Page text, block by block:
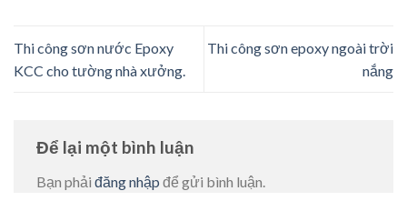
Thi công sơn nước Epoxy
KCC cho tường nhà xưởng.
Thi công sơn epoxy ngoài trời
nắng
Để lại một bình luận
Bạn phải đăng nhập để gửi bình luận.